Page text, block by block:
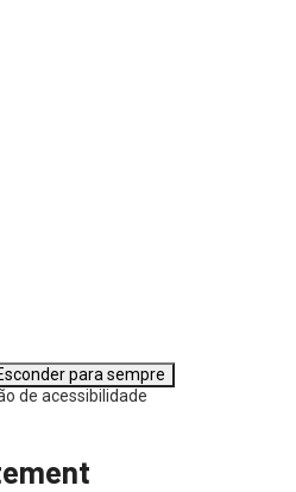
para sempre
de acessibilidade